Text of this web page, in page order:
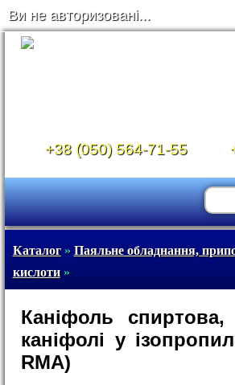
Ви не авторизовані...
+38 (050) 564-71-55
Каталог» Паяльне обладнання,
кислоти»
Каніфоль
каніфолі у
RMA)